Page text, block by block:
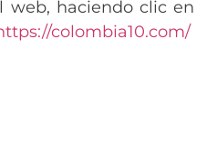
web, haciendo clic en
colombia10.com/